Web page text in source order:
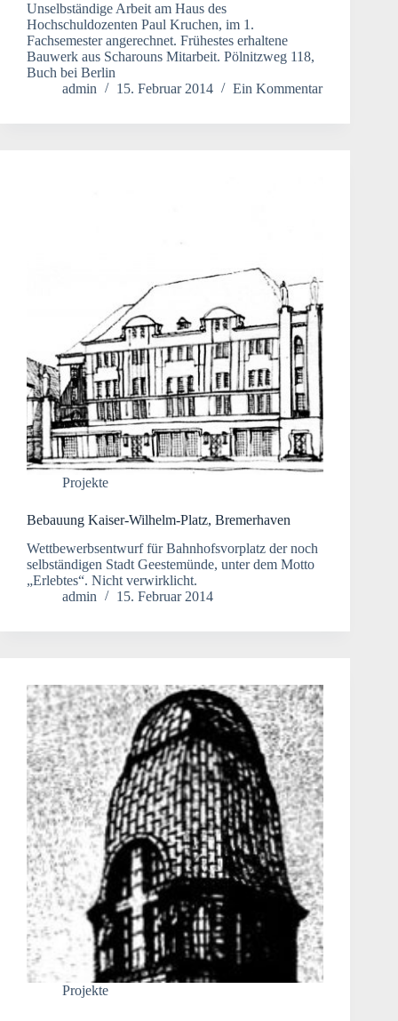
Unselbständige Arbeit am Haus des
Hochschuldozenten Paul Kruchen, im 1.
Fachsemester angerechnet. Frühestes erhaltene
Bauwerk aus Scharouns Mitarbeit. Pölnitzweg 118,
Buch bei Berlin
admin
15. Februar 2014 Ein Kommentar
Projekte
Bebauung Kaiser-Wilhelm-Platz, Bremerhaven
Wettbewerbsentwurf für Bahnhofsvorplatz der noch
selbständigen Stadt Geestemünde, unter dem Motto
„Erlebtes“. Nicht verwirklicht.
admin
15. Februar 2014
Projekte